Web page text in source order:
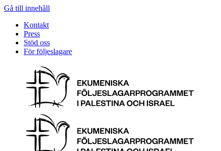
Gå till innehåll
Kontakt
Press
Stöd oss
För följeslagare